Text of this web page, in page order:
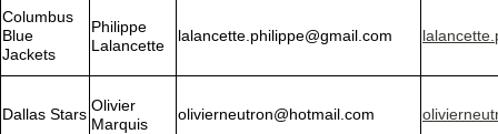
Columbus
Blue
Jackets
Philippe
Lalancette
lalancette.philippe@gmail.com
Dallas Stars Olivier
Marquis
olivierneutron@hotmail.com